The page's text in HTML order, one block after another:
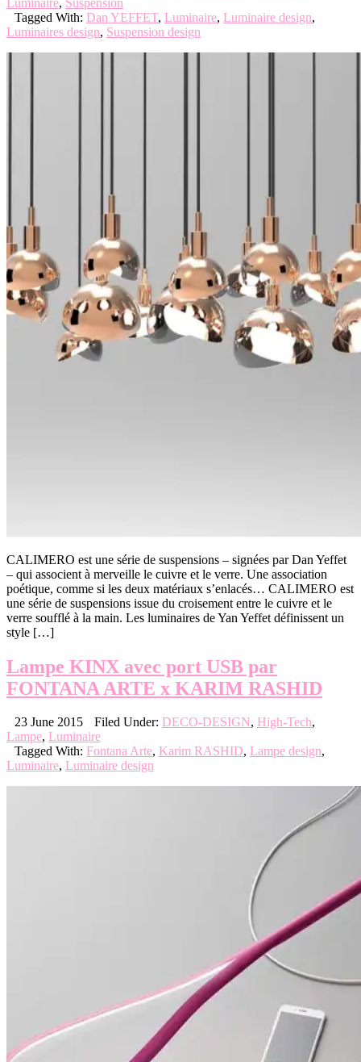
Tagged With: Dan YEFFET, Luminaire, Luminaire design,
Luminaires design, Suspension design
CALIMERO est une série de suspensions – signées par Dan Yeffet
– qui associent à merveille le cuivre et le verre. Une association
poétique, comme si les deux matériaux s’enlacés… CALIMERO est
une série de suspensions issue du croisement entre le cuivre et le
verre soufflé à la main. Les luminaires de Yan Yeffet définissent un
style […]
Lampe KINX avec port USB par
FONTANA ARTE x KARIM RASHID
23 June 2015 Filed Under: DECO-DESIGN, High-Tech,
Lampe, Luminaire
Tagged With: Fontana Arte, Karim RASHID, Lampe design,
Luminaire, Luminaire design